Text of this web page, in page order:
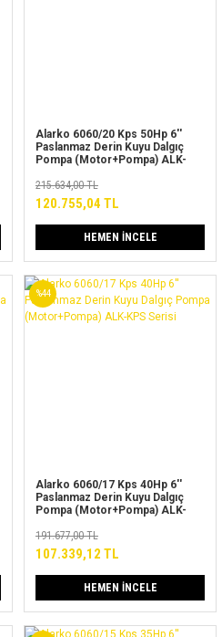
Alarko 6060/20 Kps 50Hp 6''
Paslanmaz Derin Kuyu Dalgıç
Pompa (Motor+Pompa) ALK-
215.634,00 TL
120.755,04 TL
HEMEN İNCELE
%44
Alarko 6060/17 Kps 40Hp 6''
Paslanmaz Derin Kuyu Dalgıç
Pompa (Motor+Pompa) ALK-
191.677,00 TL
107.339,12 TL
HEMEN İNCELE